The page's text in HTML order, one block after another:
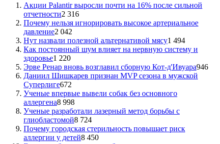
Акции Palantir выросли почти на 16% после сильной
отчетности2 316
Почему нельзя игнорировать высокое артериальное
давление2 042
Нут назвали полезной альтернативой мясу1 494
Как постоянный шум влияет на нервную систему и
здоровье1 220
Эрве Ренар вновь возглавил сборную Кот-д'Ивуара946
Даниил Шишкарев признан MVP сезона в мужской
Суперлиге672
Ученые впервые вывели собак без основного
аллергена8 998
Ученые разработали лазерный метод борьбы с
глиобластомой8 724
Почему городская стерильность повышает риск
аллергии у детей8 450